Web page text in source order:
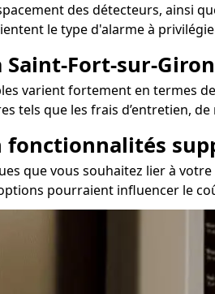
des détecteurs, ainsi
le type d'alarme à
Fort-sur-
varient fortement en termes
tels que les frais d’entretien,
fonctionnalités
que vous souhaitez lier à
pourraient influencer le